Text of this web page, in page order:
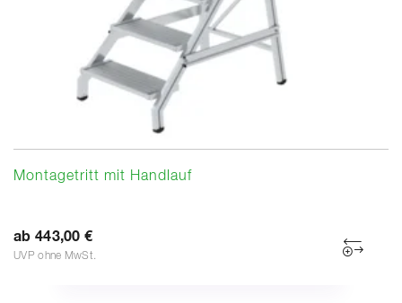
Montagetritt mit Handlauf
ab 443,00 €
UVP ohne MwSt.